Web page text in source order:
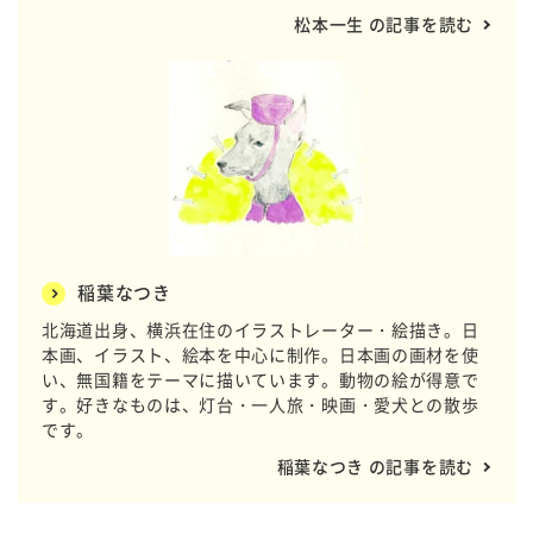
松本一生 の記事を読む
稲葉なつき
北海道出身、横浜在住のイラストレーター・絵描き。日
本画、イラスト、絵本を中心に制作。日本画の画材を使
い、無国籍をテーマに描いています。動物の絵が得意で
す。好きなものは、灯台・一人旅・映画・愛犬との散歩
です。
稲葉なつき の記事を読む